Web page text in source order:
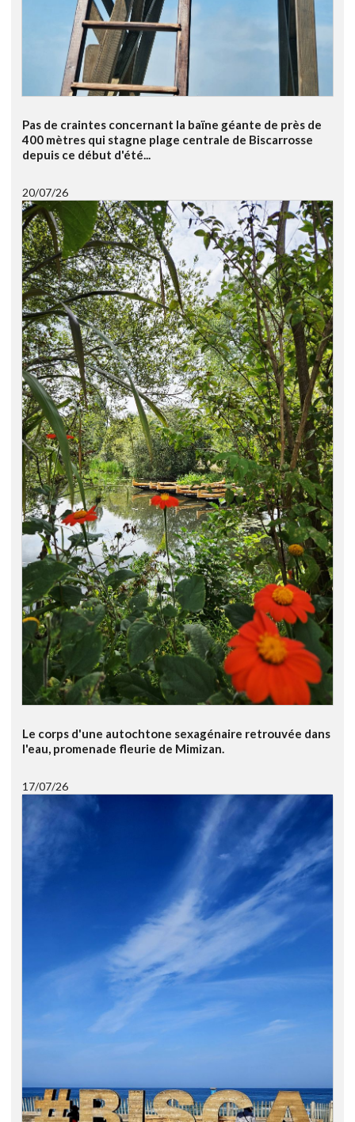
Pas de craintes concernant la baïne géante de près de
400 mètres qui stagne plage centrale de Biscarrosse
depuis ce début d'été...
20/07/26
Le corps d'une autochtone sexagénaire retrouvée dans
l'eau, promenade fleurie de Mimizan.
17/07/26